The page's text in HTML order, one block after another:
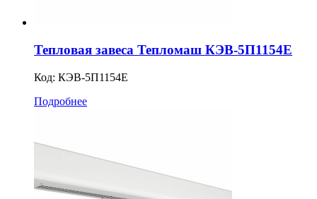
Тепловая завеса Тепломаш КЭВ-5П1154Е
Код: КЭВ-5П1154E
Подробнее